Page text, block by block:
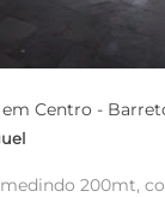
Salão Comercial em Centro
200mt,